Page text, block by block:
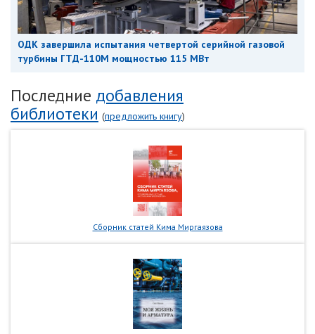
ОДК завершила испытания четвертой серийной газовой
турбины ГТД-110М мощностью 115 МВт
Последние добавления
библиотеки (предложить книгу)
Сборник статей Кима Миргаязова